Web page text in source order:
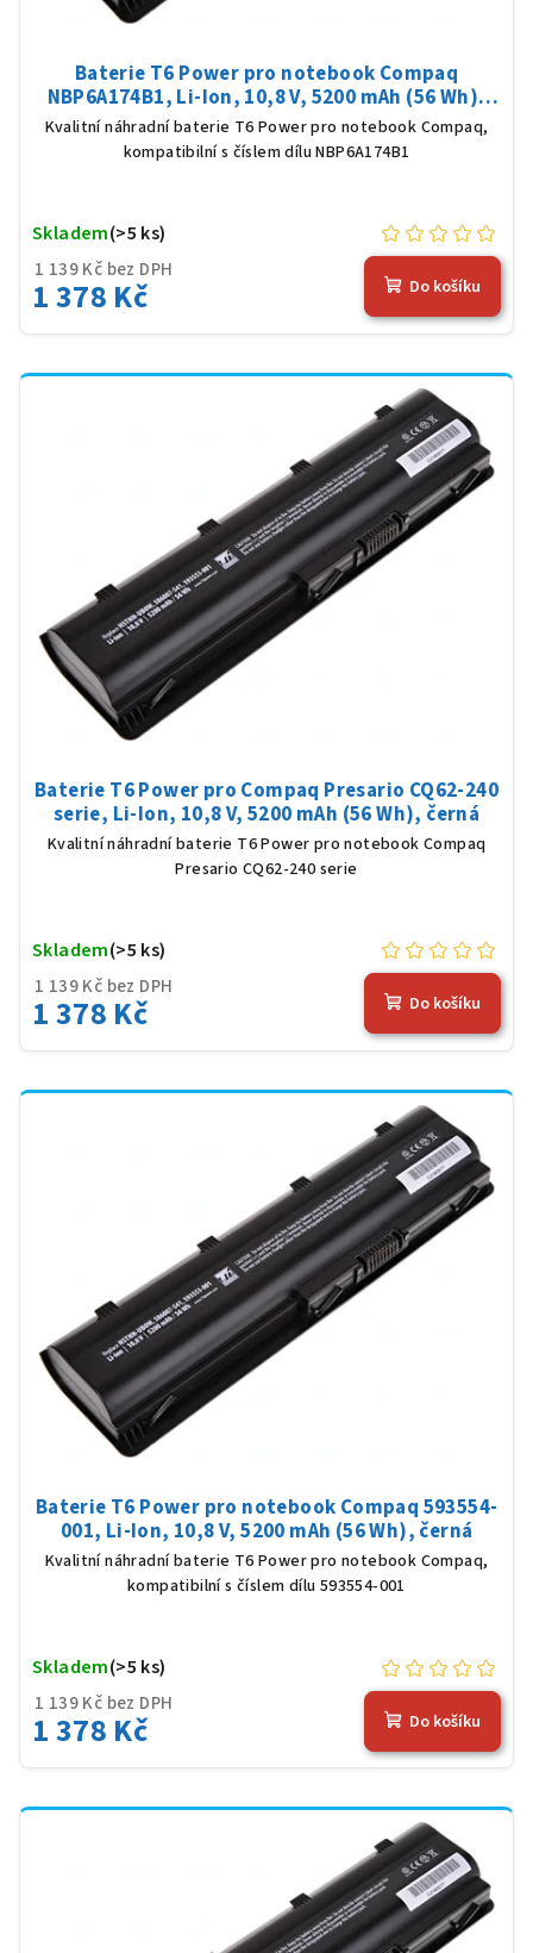
Baterie T6 Power pro notebook Compaq
NBP6A174B1, Li-Ion, 10,8 V, 5200 mAh (56 Wh),
černá
Kvalitní náhradní baterie T6 Power pro notebook Compaq,
kompatibilní s číslem dílu NBP6A174B1
1 139 Kč bez DPH
1 378 Kč
Skladem(>5 ks)
Do košíku
Baterie T6 Power pro Compaq Presario CQ62-240
serie, Li-Ion, 10,8 V, 5200 mAh (56 Wh), černá
Kvalitní náhradní baterie T6 Power pro notebook Compaq
Presario CQ62-240 serie
1 139 Kč bez DPH
1 378 Kč
Skladem(>5 ks)
Do košíku
Baterie T6 Power pro notebook Compaq 593554-
001, Li-Ion, 10,8 V, 5200 mAh (56 Wh), černá
Kvalitní náhradní baterie T6 Power pro notebook Compaq,
kompatibilní s číslem dílu 593554-001
1 139 Kč bez DPH
1 378 Kč
Skladem(>5 ks)
Do košíku